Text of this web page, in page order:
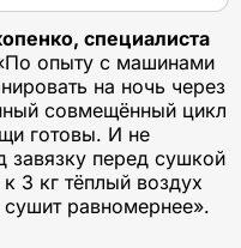
специалиста
опыту с машинами
на ночь через
совмещённый цикл
готовы. И не
завязку перед сушкой
3 кг тёплый воздух
равномернее».